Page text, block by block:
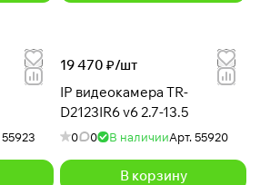
55923
19 470 ₽/шт
IP видеокамера TR-
D2123IR6 v6 2.7-13.5
0 0 В наличииАрт.55920
В корзину